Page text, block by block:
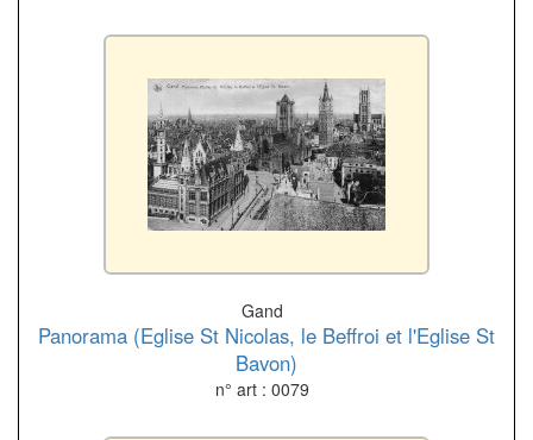
Gand
Panorama (Eglise St Nicolas, le Beffroi et l'Eglise St
Bavon)
n° art : 0079